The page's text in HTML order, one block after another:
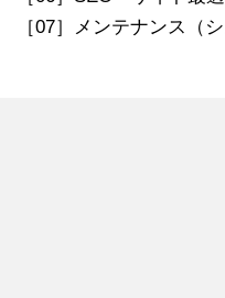
［07］メンテナンス（